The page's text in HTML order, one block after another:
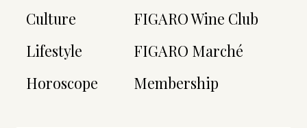
Culture
Lifestyle
Horoscope
FIGARO Wine Club
FIGARO Marché
Membership